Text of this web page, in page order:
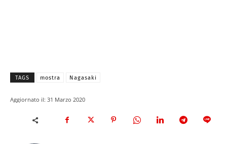
TAGS mostra Nagasaki
Aggiornato il: 31 Marzo 2020